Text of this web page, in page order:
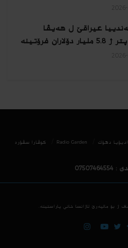
عیراقێ ل هەیڤا
فرۆتینە
دهۆك Radio Garden كوڤارا سڤۆره‌
ژ بۆ مالپه‌رێ ئاژانسا خانی پاراستینه‌.